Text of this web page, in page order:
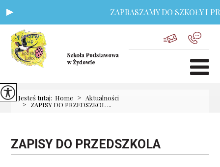
ZAPRASZAMY DO SZKOŁY I
Jesteś tutaj: Home > Aktualności
> ZAPISY DO PRZEDSZKOL ...
ZAPISY DO PRZEDSZKOLA